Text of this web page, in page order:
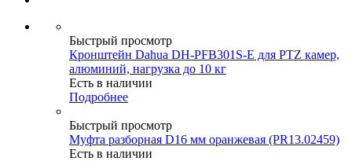
Быстрый просмотр
Кронштейн Dahua DH-PFB301S-E для PTZ камер,
алюминий, нагрузка до 10 кг
Есть в наличии
Подробнее
Быстрый просмотр
Муфта разборная D16 мм оранжевая (PR13.02459)
Есть в наличии